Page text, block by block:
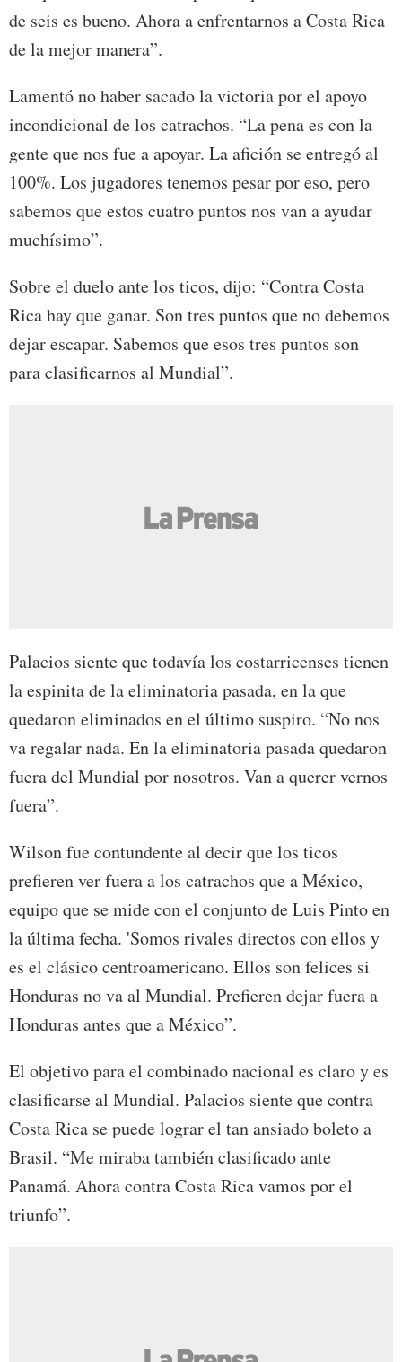
de seis es bueno. Ahora a enfrentarnos a Costa Rica
de la mejor manera”.
Lamentó no haber sacado la victoria por el apoyo
incondicional de los catrachos. “La pena es con la
gente que nos fue a apoyar. La afición se entregó al
100%. Los jugadores tenemos pesar por eso, pero
sabemos que estos cuatro puntos nos van a ayudar
muchísimo”.
Sobre el duelo ante los ticos, dijo: “Contra Costa
Rica hay que ganar. Son tres puntos que no debemos
dejar escapar. Sabemos que esos tres puntos son
para clasificarnos al Mundial”.
Palacios siente que todavía los costarricenses tienen
la espinita de la eliminatoria pasada, en la que
quedaron eliminados en el último suspiro. “No nos
va regalar nada. En la eliminatoria pasada quedaron
fuera del Mundial por nosotros. Van a querer vernos
fuera”.
Wilson fue contundente al decir que los ticos
prefieren ver fuera a los catrachos que a México,
equipo que se mide con el conjunto de Luis Pinto en
la última fecha. 'Somos rivales directos con ellos y
es el clásico centroamericano. Ellos son felices si
Honduras no va al Mundial. Prefieren dejar fuera a
Honduras antes que a México”.
El objetivo para el combinado nacional es claro y es
clasificarse al Mundial. Palacios siente que contra
Costa Rica se puede lograr el tan ansiado boleto a
Brasil. “Me miraba también clasificado ante
Panamá. Ahora contra Costa Rica vamos por el
triunfo”.